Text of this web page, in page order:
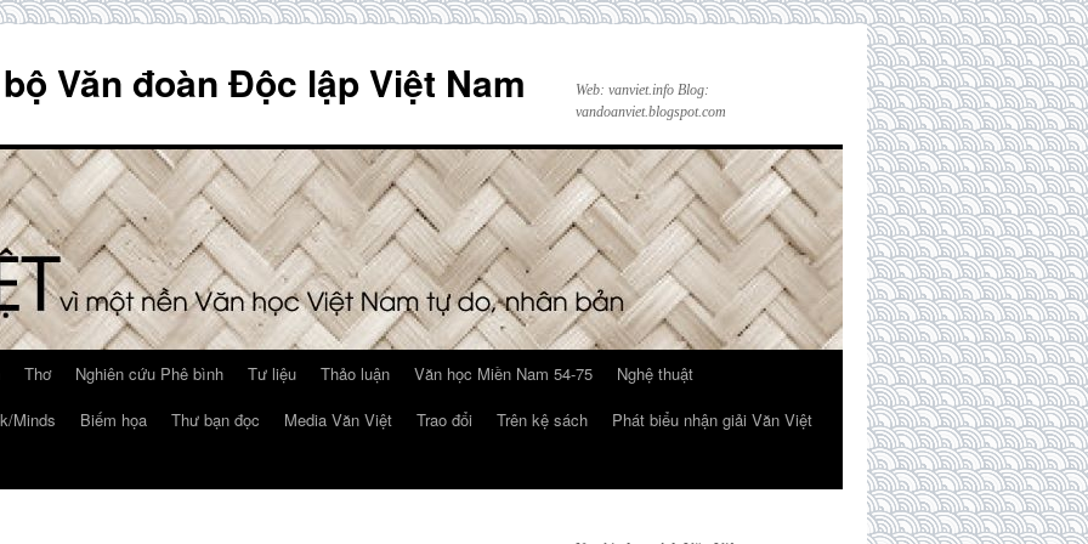
Văn đoàn Độc lập Việt Nam
Web: vanviet.info Blog:
vandoanviet.blogspot.com
Thơ Nghiên cứu Phê bình Tư liệu Thảo luận Văn học Miền Nam 54-75
Nghệ thuật
Minds Biếm họa Thư bạn đọc Media Văn Việt Trao đổi Trên kệ sách
Phát biểu nhận giải Văn Việt